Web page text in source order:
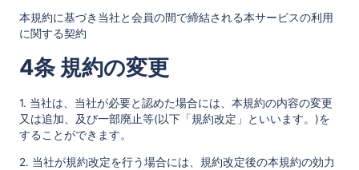
本規約に基づき当社と会員の間で締結される本サービスの利用
に関する契約
4条 規約の変更
1. 当社は、当社が必要と認めた場合には、本規約の内容の変更
又は追加、及び一部廃止等(以下「規約改定」といいます。)を
することができます。
2. 当社が規約改定を行う場合には、規約改定後の本規約の効力